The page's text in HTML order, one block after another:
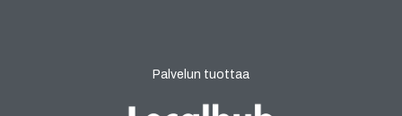
Palvelun tuottaa